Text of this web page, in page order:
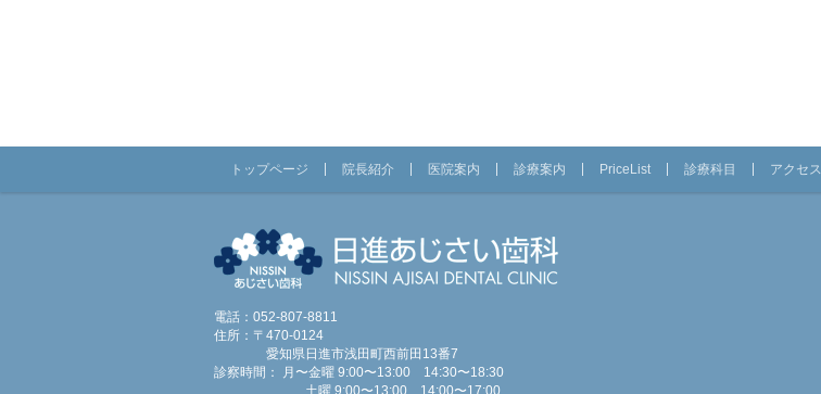
トップページ 院長紹介 医院案内 診療案内 PriceList 診療科目 アクセス
電話：052-807-8811
住所：〒470-0124
愛知県日進市浅田町西前田13番7
診察時間： 月〜金曜 9:00〜13:00 14:30〜18:30
土曜 9:00〜13:00 14:00〜17:00